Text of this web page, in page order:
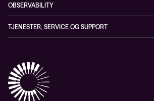
Nyheter
Presserom
Aktsomhetsvurdering
Conscia ThreatInsights
Løsninger
OBSERVABILITY
TJENESTER, SERVICE OG SUPPORT
Conscia Education Services